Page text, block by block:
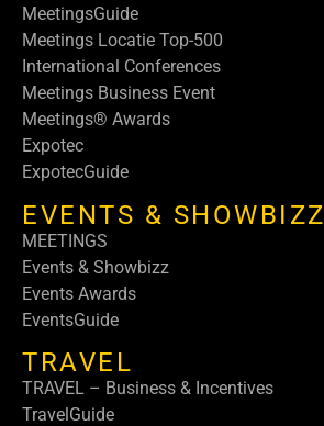
MeetingsGuide
Meetings Locatie Top-500
International Conferences
Meetings Business Event
Meetings® Awards
Expotec
ExpotecGuide
EVENTS & SHOWBIZZ
MEETINGS
Events & Showbizz
Events Awards
EventsGuide
TRAVEL
TRAVEL – Business & Incentives
TravelGuide